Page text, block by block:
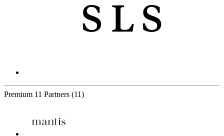
Premium 11 Partners (11)